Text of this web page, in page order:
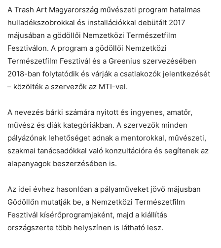
A Trash Art Magyarország művészeti program hatalmas
hulladékszobrokkal és installációkkal debütált 2017
májusában a gödöllői Nemzetközi Természetfilm
Fesztiválon. A program a gödöllői Nemzetközi
Természetfilm Fesztivál és a Greenius szervezésében
2018-ban folytatódik és várják a csatlakozók jelentkezését
– közölték a szervezők az MTI-vel.
A nevezés bárki számára nyitott és ingyenes, amatőr,
művész és diák kategóriákban. A szervezők minden
pályázónak lehetőséget adnak a mentorokkal, művészeti,
szakmai tanácsadókkal való konzultációra és segítenek az
alapanyagok beszerzésében is.
Az idei évhez hasonlóan a pályaműveket jövő májusban
Gödöllőn mutatják be, a Nemzetközi Természetfilm
Fesztivál kísérőprogramjaként, majd a kiállítás
országszerte több helyszínen is látható lesz.
Mr wAIste
Helló! Miben segíthetek ma?